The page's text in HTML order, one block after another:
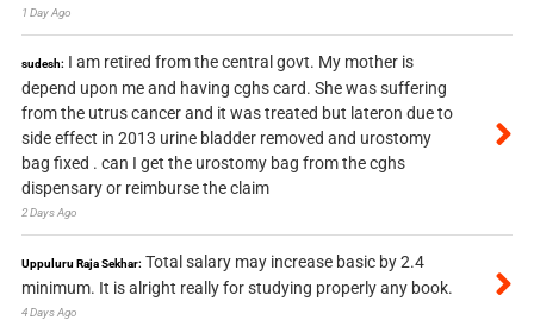
1 Day Ago
sudesh: I am retired from the central govt. My mother is
depend upon me and having cghs card. She was suffering
from the utrus cancer and it was treated but lateron due to
side effect in 2013 urine bladder removed and urostomy
bag fixed . can I get the urostomy bag from the cghs
dispensary or reimburse the claim
2 Days Ago
Uppuluru Raja Sekhar: Total salary may increase basic by 2.4
minimum. It is alright really for studying properly any book.
4 Days Ago